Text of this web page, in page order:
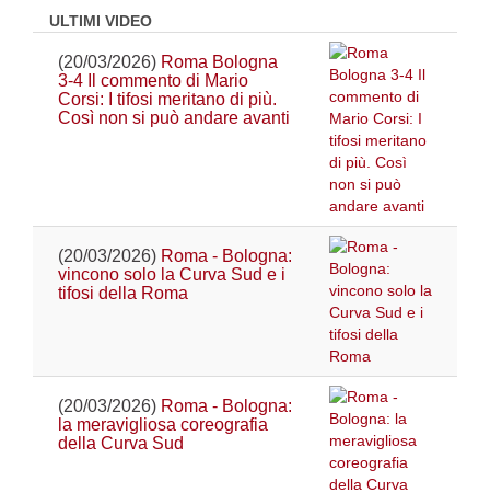
ULTIMI VIDEO
(20/03/2026) Roma Bologna
3-4 Il commento di Mario
Corsi: I tifosi meritano di più.
Così non si può andare avanti
(20/03/2026) Roma - Bologna:
vincono solo la Curva Sud e i
tifosi della Roma
(20/03/2026) Roma - Bologna:
la meravigliosa coreografia
della Curva Sud